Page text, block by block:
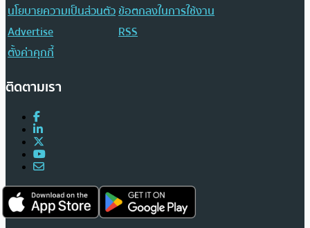
นโยบายความเป็นส่วนตัวข้อตกลงในการใช้งาน
Advertise
RSS
ตั้งค่าคุกกี้
ติดตามเรา